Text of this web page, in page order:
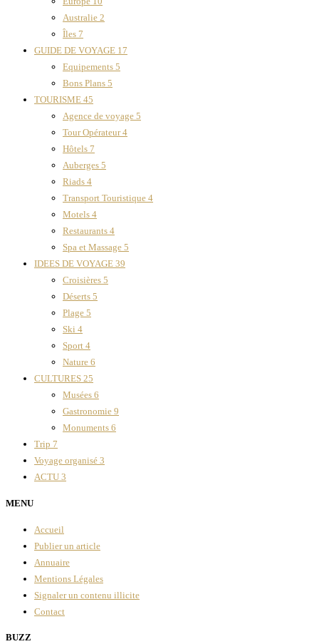
Australie 2
Îles 7
GUIDE DE VOYAGE 17
Equipements 5
Bons Plans 5
TOURISME 45
Agence de voyage 5
Tour Opérateur4
Hôtels 7
Auberges 5
Riads 4
Transport Touristique 4
Motels 4
Restaurants 4
Spa et Massage 5
IDEES DE VOYAGE 39
Croisières 5
Déserts 5
Plage 5
Ski 4
Sport 4
Nature 6
CULTURES 25
Musées 6
Gastronomie 9
Monuments 6
Trip 7
Voyage organisé 3
ACTU 3
MENU
Accueil
Publier un article
Annuaire
Mentions Légales
Signaler un contenu illicite
Contact
BUZZ